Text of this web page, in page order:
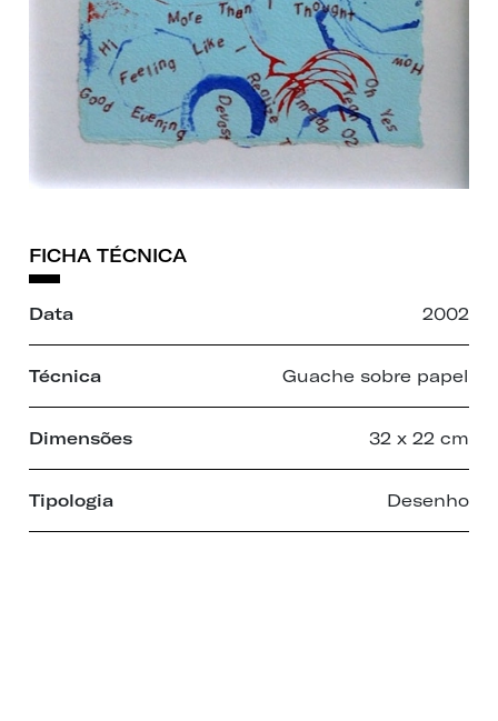
FICHA TÉCNICA
Data 2002
Técnica Guache sobre papel
Dimensões 32 x 22 cm
Tipologia Desenho